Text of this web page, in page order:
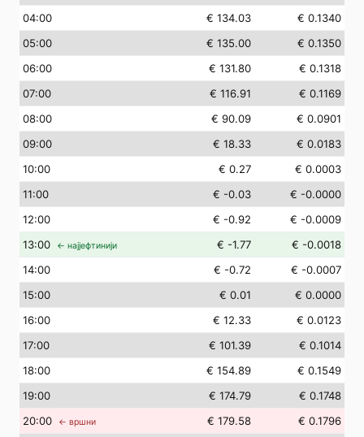
04:00 € 134.03
€ 0.1340
05:00 € 135.00
€ 0.1350
06:00 € 131.80
€ 0.1318
07:00 € 116.91
€ 0.1169
08:00 € 90.09
€ 0.0901
09:00 € 18.33
€ 0.0183
10:00 € 0.27
€ 0.0003
11:00 € -0.03
€ -0.0000
12:00 € -0.92
€ -0.0009
13:00 ← најјефтинији € -1.77
€ -0.0018
14:00 € -0.72
€ -0.0007
15:00 € 0.01
€ 0.0000
16:00 € 12.33
€ 0.0123
17:00 € 101.39
€ 0.1014
18:00 € 154.89
€ 0.1549
19:00 € 174.79
€ 0.1748
20:00 ← вршни € 179.58
€ 0.1796